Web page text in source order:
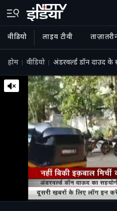
वीडियो लाइव टीवी
होम वीडियो अंडरवर्ल्ड डॉन दाउद के